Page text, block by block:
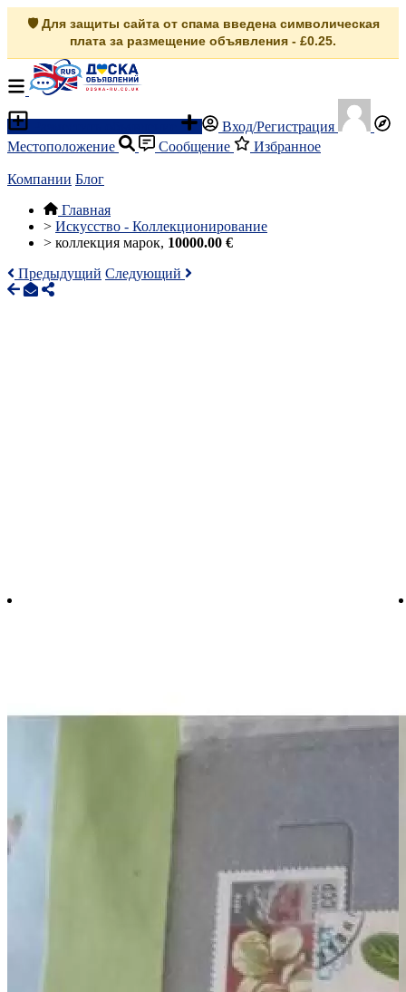
🛡️ Для защиты сайта от спама введена символическая
плата за размещение объявления - £0.25.
Вход/Регистрация
Местоположение
Сообщение Избранное
Компании Блог
Главная
> Искусство - Коллекционирование
> коллекция марок, 10000.00 €
Предыдущий Следующий